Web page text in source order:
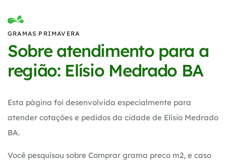
GRAMAS PRIMAVERA
Sobre atendimento para a
região: Elísio Medrado BA
Esta página foi desenvolvida especialmente para
atender cotações e pedidos da cidade de Elísio Medrado
BA.
Você pesquisou sobre Comprar grama preco m2, e caso